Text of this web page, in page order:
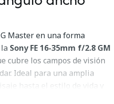
Master en una forma
Sony FE 16-35mm f/2.8 GM
cubre los campos de visión
Ideal para una amplia
hasta el estilo de vida y
del objetivo y el